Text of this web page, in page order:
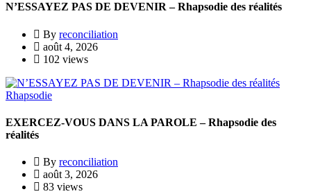
N’ESSAYEZ PAS DE DEVENIR – Rhapsodie des réalités
By reconciliation
août 4, 2026
102 views
Rhapsodie
EXERCEZ-VOUS DANS LA PAROLE – Rhapsodie des
réalités
By reconciliation
août 3, 2026
83 views